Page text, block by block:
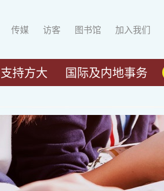
传媒 访客 图书馆 加入我们
支持方大 国际及内地事务